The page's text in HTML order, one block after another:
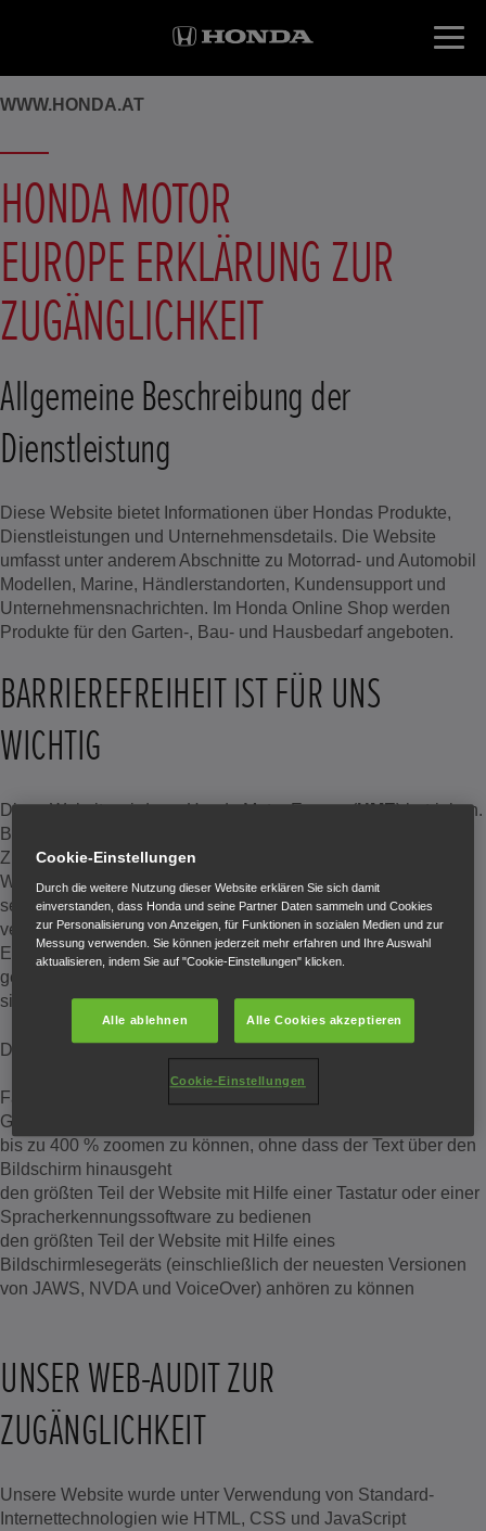
WWW.HONDA.AT
HONDA MOTOR
EUROPE ERKLÄRUNG ZUR
ZUGÄNGLICHKEIT
Allgemeine Beschreibung der
Dienstleistung
Diese Website bietet Informationen über Hondas Produkte,
Dienstleistungen und Unternehmensdetails. Die Website
umfasst unter anderem Abschnitte zu Motorrad- und Automobil
Modellen, Marine, Händlerstandorten, Kundensupport und
Unternehmensnachrichten. Im Honda Online Shop werden
Produkte für den Garten-, Bau- und Hausbedarf angeboten.
BARRIEREFREIHEIT IST FÜR UNS
WICHTIG
Diese Website wird von Honda Motor Europe (HME) betrieben.
Bei HME legen wir Wert auf Integration, Gleichheit und
Zugänglichkeit für alle. Deshalb bemühen wir uns, unsere
Website für jeden zugänglich zu machen, unabhängig von
seinen Fähigkeiten oder Zugangsbedürfnissen. Wir
verpflichten uns außerdem, die Anforderungen des
Europäischen Zugänglichkeitsgesetzes (EAA) sowie die
geltenden lokalen Gesetze in den Ländern, in denen wir tätig
sind, zu erfüllen.
Das bedeutet zum Beispiel, dass Sie in der Lage sein sollten:
Farben, Kontraste und Schriftarten über die Browser- oder
Geräteeinstellungen zu ändern
bis zu 400 % zoomen zu können, ohne dass der Text über den
Bildschirm hinausgeht
den größten Teil der Website mit Hilfe einer Tastatur oder einer
Spracherkennungssoftware zu bedienen
den größten Teil der Website mit Hilfe eines
Bildschirmlesegeräts (einschließlich der neuesten Versionen
von JAWS, NVDA und VoiceOver) anhören zu können
UNSER WEB-AUDIT ZUR
ZUGÄNGLICHKEIT
Unsere Website wurde unter Verwendung von Standard-
Internettechnologien wie HTML, CSS und JavaScript
Cookie-Einstellungen
Durch die weitere Nutzung dieser Website erklären Sie sich damit
einverstanden, dass Honda und seine Partner Daten sammeln und Cookies
zur Personalisierung von Anzeigen, für Funktionen in sozialen Medien und zur
Messung verwenden. Sie können jederzeit mehr erfahren und Ihre Auswahl
aktualisieren, indem Sie auf "Cookie-Einstellungen" klicken.
Alle ablehnen Alle Cookies akzeptieren
Cookie-Einstellungen